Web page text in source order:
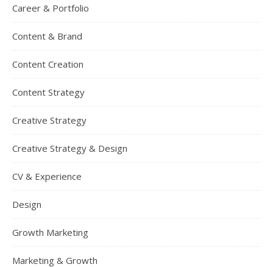
Career & Portfolio
Content & Brand
Content Creation
Content Strategy
Creative Strategy
Creative Strategy & Design
CV & Experience
Design
Growth Marketing
Marketing & Growth